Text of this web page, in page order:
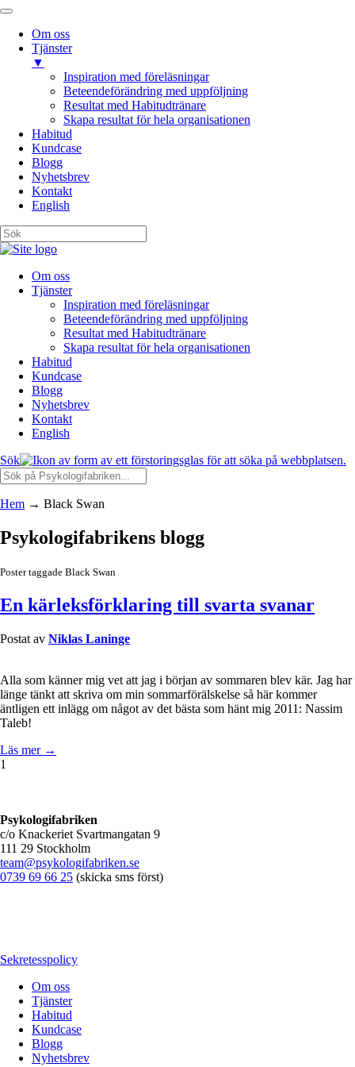
Om oss
Tjänster
▼
Inspiration med föreläsningar
Beteendeförändring med uppföljning
Resultat med Habitudtränare
Skapa resultat för hela organisationen
Habitud
Kundcase
Blogg
Nyhetsbrev
Kontakt
English
Om oss
Tjänster
Inspiration med föreläsningar
Beteendeförändring med uppföljning
Resultat med Habitudtränare
Skapa resultat för hela organisationen
Habitud
Kundcase
Blogg
Nyhetsbrev
Kontakt
English
Sök
Hem → Black Swan
Psykologifabrikens blogg
Poster taggade Black Swan
En kärleksförklaring till svarta svanar
Postat av Niklas Laninge
Alla som känner mig vet att jag i början av sommaren blev kär. Jag har
länge tänkt att skriva om min sommarförälskelse så här kommer
äntligen ett inlägg om något av det bästa som hänt mig 2011: Nassim
Taleb!
Läs mer →
1
Psykologifabriken
c/o Knackeriet Svartmangatan 9
111 29 Stockholm
team@psykologifabriken.se
0739 69 66 25 (skicka sms först)
Sekretesspolicy
Om oss
Tjänster
Habitud
Kundcase
Blogg
Nyhetsbrev